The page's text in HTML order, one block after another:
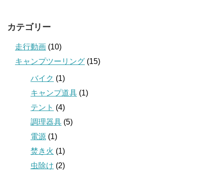
カテゴリー
走行動画 (10)
キャンプツーリング (15)
バイク (1)
キャンプ道具 (1)
テント (4)
調理器具 (5)
電源 (1)
焚き火 (1)
虫除け (2)